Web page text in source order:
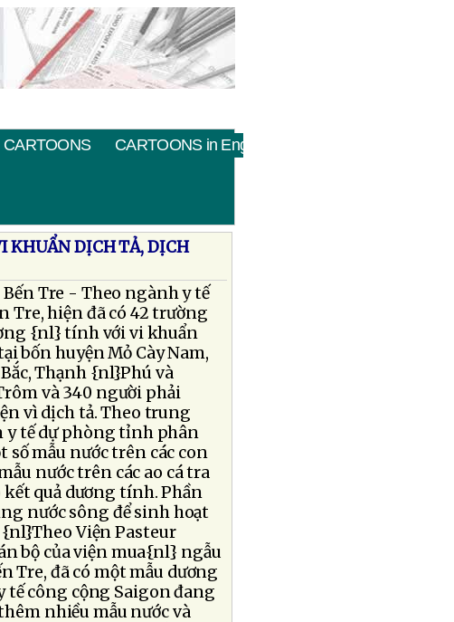
CARTOONS CARTOONS in English
KHUẨN DỊCH TẢ, DỊCH
Tre - Theo ngành y tế
Tre, hiện đã có 42 trường
{nl} tính với vi khuẩn
bốn huyện Mỏ Cày Nam,
Thạnh {nl}Phú và
và 340 người phải
vì dịch tả. Theo trung
y tế dự phòng tỉnh phân
số mẫu nước trên các con
nước trên các ao cá tra
quả dương tính. Phần
nước sông để sinh hoạt
Viện Pasteur
bộ của viện mua{nl} ngẫu
Tre, đã có một mẫu dương
công cộng Saigon đang
nhiều mẫu nước và